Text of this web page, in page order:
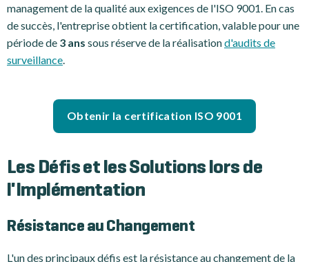
management de la qualité aux exigences de l'ISO 9001. En cas
de succès, l'entreprise obtient la certification, valable pour une
période de 3 ans sous réserve de la réalisationd'audits de
surveillance
Obtenir la certification ISO 9001
Les Défis et les Solutions lors de
l'Implémentation
Résistance au Changement
L'un des principaux défis est la résistance au changement de la